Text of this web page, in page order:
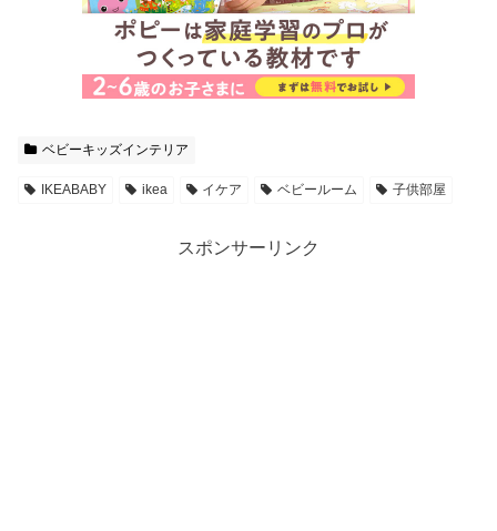
ベビーキッズインテリア
IKEABABY ikea イケア ベビールーム 子供部屋
スポンサーリンク